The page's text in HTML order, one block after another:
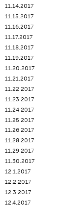
11.14.2017
11.15.2017
11.16.2017
11.17.2017
11.18.2017
11.19.2017
11.20.2017
11.21.2017
11.22.2017
11.23.2017
11.24.2017
11.25.2017
11.26.2017
11.28.2017
11.29.2017
11.30.2017
12.1.2017
12.2.2017
12.3.2017
12.4.2017